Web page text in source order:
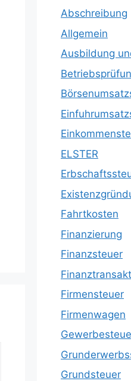
Abschreibung
Allgemein
Ausbildung
ELSTER
Fahrtkosten
Finanzierung
Finanzsteuer
Firmensteuer
Firmenwagen
Grundsteuer